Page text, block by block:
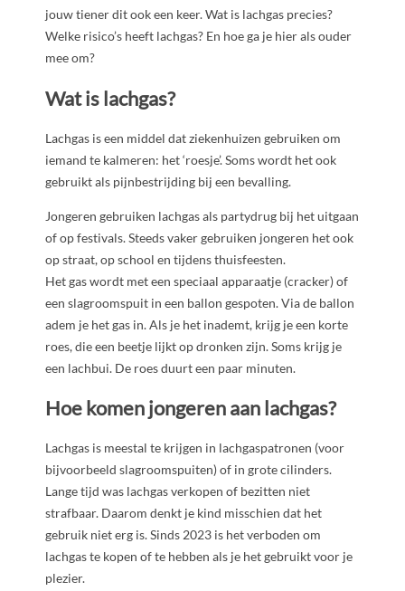
jouw tiener dit ook een keer. Wat is lachgas precies?
Welke risico’s heeft lachgas? En hoe ga je hier als ouder
mee om?
Wat is lachgas?
Lachgas is een middel dat ziekenhuizen gebruiken om
iemand te kalmeren: het ‘roesje’. Soms wordt het ook
gebruikt als pijnbestrijding bij een bevalling.
Jongeren gebruiken lachgas als partydrug bij het uitgaan
of op festivals. Steeds vaker gebruiken jongeren het ook
op straat, op school en tijdens thuisfeesten.
Het gas wordt met een speciaal apparaatje (cracker) of
een slagroomspuit in een ballon gespoten. Via de ballon
adem je het gas in. Als je het inademt, krijg je een korte
roes, die een beetje lijkt op dronken zijn. Soms krijg je
een lachbui. De roes duurt een paar minuten.
Hoe komen jongeren aan lachgas?
Lachgas is meestal te krijgen in lachgaspatronen (voor
bijvoorbeeld slagroomspuiten) of in grote cilinders.
Lange tijd was lachgas verkopen of bezitten niet
strafbaar. Daarom denkt je kind misschien dat het
gebruik niet erg is. Sinds 2023 is het verboden om
lachgas te kopen of te hebben als je het gebruikt voor je
plezier.